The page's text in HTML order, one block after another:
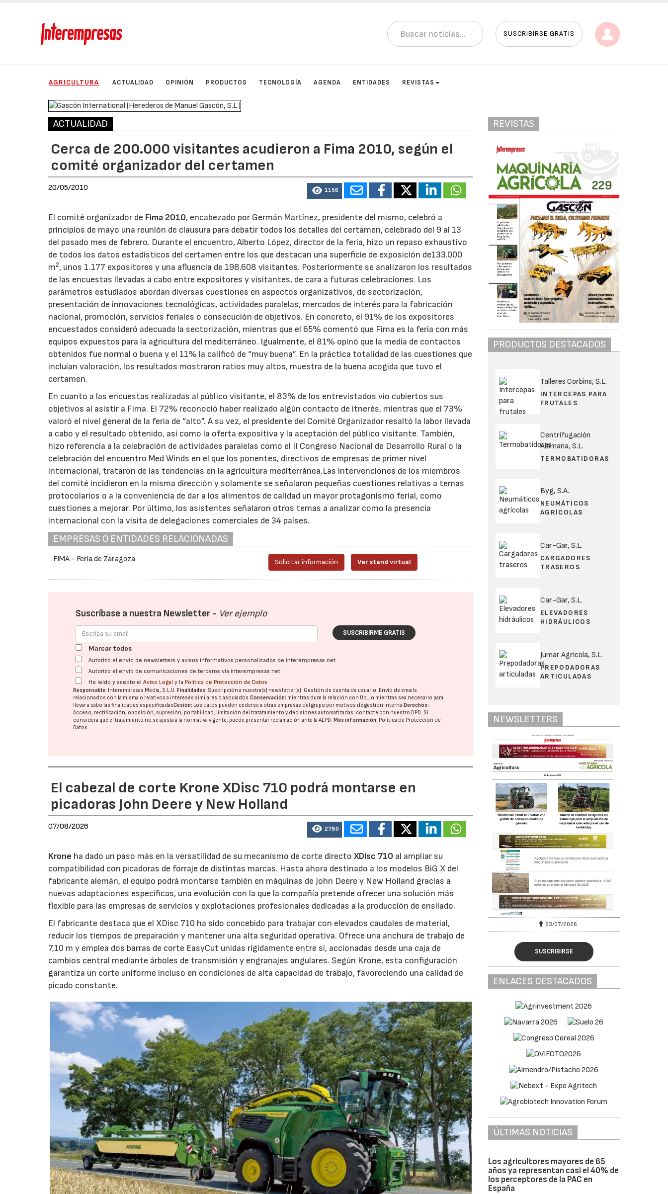
SUSCRIBIRSE GRATIS
AGRICULTURA ACTUALIDAD OPINIÓN PRODUCTOS TECNOLOGÍA AGENDA ENTIDADES REVISTAS
ACTUALIDAD
Cerca de 200.000 visitantes acudieron a Fima 2010, según el
comité organizador del certamen
20/05/2010 1156
El comité organizador de Fima 2010, encabezado por Germán Martínez, presidente del mismo, celebró a
principios de mayo una reunión de clausura para debatir todos los detalles del certamen, celebrado del 9 al 13
del pasado mes de febrero. Durante el encuentro, Alberto López, director de la feria, hizo un repaso exhaustivo
de todos los datos estadísticos del certamen entre los que destacan una superficie de exposición de133.000
m2, unos 1.177 expositores y una afluencia de 198.608 visitantes. Posteriormente se analizaron los resultados
de las encuestas llevadas a cabo entre expositores y visitantes, de cara a futuras celebraciones. Los
parámetros estudiados abordan diversas cuestiones en aspectos organizativos, de sectorización,
presentación de innovaciones tecnológicas, actividades paralelas, mercados de interés para la fabricación
nacional, promoción, servicios feriales o consecución de objetivos. En concreto, el 91% de los expositores
encuestados consideró adecuada la sectorización, mientras que el 65% comentó que Fima es la feria con más
equipos expuestos para la agricultura del mediterráneo. Igualmente, el 81% opinó que la media de contactos
obtenidos fue normal o buena y el 11% la calificó de “muy buena”. En la práctica totalidad de las cuestiones que
incluían valoración, los resultados mostraron ratios muy altos, muestra de la buena acogida que tuvo el
certamen.
En cuanto a las encuestas realizadas al público visitante, el 83% de los entrevistados vio cubiertos sus
objetivos al asistir a Fima. El 72% reconoció haber realizado algún contacto de itnerés, mientras que el 73%
valoró el nivel general de la feria de “alto”. A su vez, el presidente del Comité Organizador resaltó la labor llevada
a cabo y el resultado obtenido, así como la oferta expositiva y la aceptación del público visitante. También,
hizo referencia a la celebración de actividades paralelas como el II Congreso Nacional de Desarrollo Rural o la
celebración del encuentro Med Winds en el que los ponentes, directivos de empresas de primer nivel
internacional, trataron de las tendencias en la agricultura mediterránea.Las intervenciones de los miembros
del comité incidieron en la misma dirección y solamente se señalaron pequeñas cuestiones relativas a temas
protocolarios o a la conveniencia de dar a los alimentos de calidad un mayor protagonismo ferial, como
cuestiones a mejorar. Por último, los asistentes señalaron otros temas a analizar como la presencia
internacional con la visita de delegaciones comerciales de 34 países.
EMPRESAS O ENTIDADES RELACIONADAS
FIMA - Feria de Zaragoza Solicitar información Ver stand virtual
Suscríbase a nuestra Newsletter - Ver ejemplo
SUSCRIBIRME GRATIS
Marcar todos
Autorizo el envío de newsletters y avisos informativos personalizados de interempresas.net
Autorizo el envío de comunicaciones de terceros vía interempresas.net
He leído y acepto elAviso Legal y la Política de Protección de Datos
Responsable: Interempresas Media, S.L.U.Finalidades: Suscripción a nuestra(s) newsletter(s). Gestión de cuenta de usuario. Envío de emails
relacionados con la misma o relativos a intereses similares o asociados.Conservación: mientras dure la relación con Ud., o mientras sea necesario para
llevar a cabo las finalidades especificadasCesión: Los datos pueden cederse a otras empresas del grupo por motivos de gestión interna.Derechos:
Acceso, rectificación, oposición, supresión, portabilidad, limitación del tratatamiento y decisiones automatizadas: contacte con nuestro DPD. Si
considera que el tratamiento no se ajusta a la normativa vigente, puede presentar reclamación ante laAEPD.Más información: Política de Protección de
Datos
El cabezal de corte Krone XDisc 710 podrá montarse en
picadoras John Deere y New Holland
07/08/2026 2780
Krone ha dado un paso más en la versatilidad de su mecanismo de corte directoXDisc 710 al ampliar su
compatibilidad con picadoras de forraje de distintas marcas. Hasta ahora destinado a los modelos BiG X del
fabricante alemán, el equipo podrá montarse también en máquinas de John Deere y New Holland gracias a
nuevas adaptaciones específicas, una evolución con la que la compañía pretende ofrecer una solución más
flexible para las empresas de servicios y explotaciones profesionales dedicadas a la producción de ensilado.
El fabricante destaca que el XDisc 710 ha sido concebido para trabajar con elevados caudales de material,
reducir los tiempos de preparación y mantener una alta seguridad operativa. Ofrece una anchura de trabajo de
7,10 m y emplea dos barras de corte EasyCut unidas rígidamente entre sí, accionadas desde una caja de
cambios central mediante árboles de transmisión y engranajes angulares. Según Krone, esta configuración
garantiza un corte uniforme incluso en condiciones de alta capacidad de trabajo, favoreciendo una calidad de
picado constante.
REVISTAS
PRODUCTOS DESTACADOS
Talleres Corbins, S.L.
INTERCEPAS PARA
FRUTALES
Centrifugación
Alemana, S.L.
TERMOBATIDORAS
Byg, S.A.
NEUMÁTICOS
AGRÍCOLAS
Car-Gar, S.L.
CARGADORES
TRASEROS
Car-Gar, S.L.
ELEVADORES
HIDRÁULICOS
Jumar Agrícola, S.L.
PREPODADORAS
ARTICULADAS
NEWSLETTERS
23/07/2026 27/07/2026 23/07/2026
SUSCRIBIRSE
ENLACES DESTACADOS
ÚLTIMAS NOTICIAS
Los agricultores mayores de 65
años ya representan casi el 40% de
los perceptores de la PAC en
España